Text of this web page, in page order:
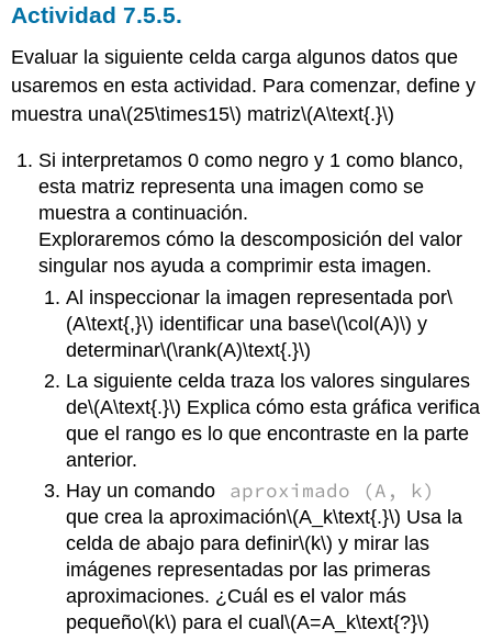
Actividad 7.5.5.
Evaluar la siguiente celda carga algunos datos que
usaremos en esta actividad. Para comenzar, define y
muestra una\(25\times15\) matriz\(A\text{.}\)
Si interpretamos 0 como negro y 1 como blanco,
esta matriz representa una imagen como se
muestra a continuación.
Exploraremos cómo la descomposición del valor
singular nos ayuda a comprimir esta imagen.
Al inspeccionar la imagen representada por\
(A\text{,}\) identificar una base\(\col(A)\) y
determinar\(\rank(A)\text{.}\)
La siguiente celda traza los valores singulares
de\(A\text{.}\) Explica cómo esta gráfica verifica
que el rango es lo que encontraste en la parte
anterior.
Hay un comando
aproximado (A, k)
que crea la aproximación\(A_k\text{.}\) Usa la
celda de abajo para definir\(k\) y mirar las
imágenes representadas por las primeras
aproximaciones. ¿Cuál es el valor más
pequeño\(k\) para el cual \(A=A_k\text{?}\)